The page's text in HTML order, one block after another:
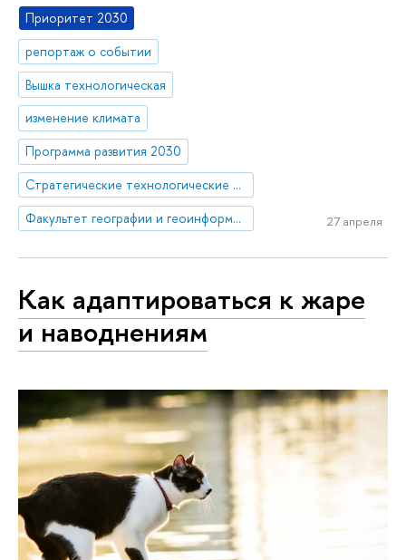
Приоритет 2030
репортаж о событии
Вышка технологическая
изменение климата
Программа развития 2030
Стратегические технологические проекты
Факультет географии и геоинформационных технологий
27 апреля
Как адаптироваться к жаре
и наводнениям